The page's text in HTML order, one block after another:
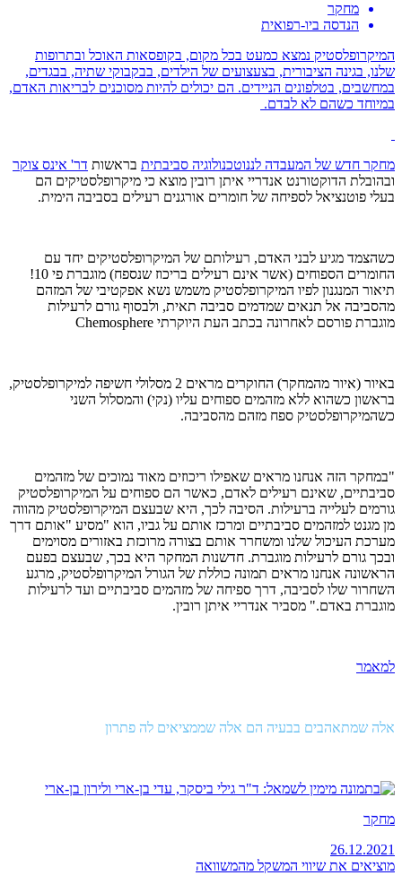
מחקר
הנדסה ביו-רפואית
המיקרופלסטיק נמצא כמעט בכל מקום, בקופסאות האוכל ובתרופות
שלנו, בגינה הציבורית, בצעצועים של הילדים, בבקבוקי שתיה, בבגדים,
במחשבים, בטלפונים הניידים. הם יכולים להיות מסוכנים לבריאות האדם,
במיוחד כשהם לא לבדם.
מחקר חדש של המעבדה לננוטכנולוגיה סביבתית בראשות דר' אינס צוקר
ובהובלת הדוקטורנט אנדריי איתן רובין מוצא כי מיקרופלסטיקים הם
בעלי פוטנציאל לספיחה של חומרים אורגנים רעילים בסביבה הימית.
כשהצמד מגיע לבני האדם, רעילותם של המיקרופלסטיקים יחד עם
החומרים הספוחים (אשר אינם רעילים בריכוז שנספח) מוגברת פי 10!
תיאור המנגנון לפיו המיקרופלסטיק משמש נשא אפקטיבי של המזהם
מהסביבה אל תנאים שמדמים סביבה תאית, ולבסוף גורם לרעילות
מוגברת פורסם לאחרונה בכתב העת היוקרתי Chemosphere
באיור (איור מהמחקר) החוקרים מראים 2 מסלולי חשיפה למיקרופלסטיק,
בראשון כשהוא ללא מזהמים ספוחים עליו (נקי) והמסלול השני
כשהמיקרופלסטיק ספח מזהם מהסביבה.
"במחקר הזה אנחנו מראים שאפילו ריכוזים מאוד נמוכים של מזהמים
סביבתיים, שאינם רעילים לאדם, כאשר הם ספוחים על המיקרופלסטיק
גורמים לעלייה ברעילות. הסיבה לכך, היא שבעצם המיקרופלסטיק מהווה
מן מגנט למזהמים סביבתיים ומרכז אותם על גביו, הוא "מסיע "אותם דרך
מערכת העיכול שלנו ומשחרר אותם בצורה מרוכזת באזורים מסוימים
ובכך גורם לרעילות מוגברת. חדשנות המחקר היא בכך, שבעצם בפעם
הראשונה אנחנו מראים תמונה כוללת של הגורל המיקרופלסטיק, מרגע
השחרור שלו לסביבה, דרך ספיחה של מזהמים סביבתיים ועד לרעילות
מוגברת באדם." מסביר אנדריי איתן רובין.
למאמר
אלה שמתאהבים בבעיה הם אלה שממציאים לה פתרון
מחקר
26.12.2021
מוציאים את שיווי המשקל מהמשוואה